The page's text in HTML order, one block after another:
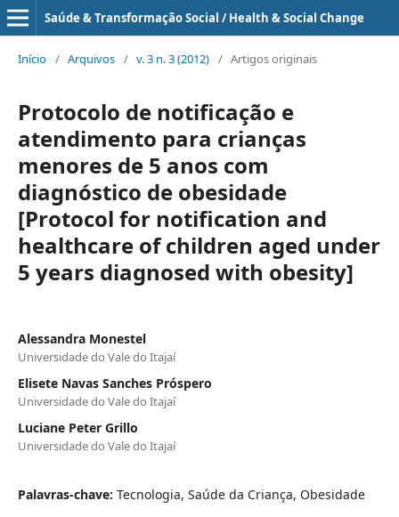
Saúde & Transformação Social / Health & Social Change
Início / Arquivos / v. 3 n. 3 (2012) / Artigos originais
Protocolo de notificação e
atendimento para crianças
menores de 5 anos com
diagnóstico de obesidade
[Protocol for notification and
healthcare of children aged under
5 years diagnosed with obesity]
Alessandra Monestel
Universidade do Vale do Itajaí
Elisete Navas Sanches Próspero
Universidade do Vale do Itajaí
Luciane Peter Grillo
Universidade do Vale do Itajaí
Palavras-chave: Tecnologia, Saúde da Criança, Obesidade